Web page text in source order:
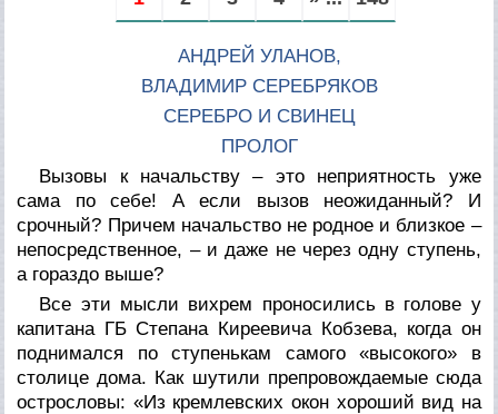
АНДРЕЙ УЛАНОВ,
ВЛАДИМИР СЕРЕБРЯКОВ
СЕРЕБРО И СВИНЕЦ
ПРОЛОГ
Вызовы к начальству – это неприятность уже
сама по себе! А если вызов неожиданный? И
срочный? Причем начальство не родное и близкое –
непосредственное, – и даже не через одну ступень,
а гораздо выше?
Все эти мысли вихрем проносились в голове у
капитана ГБ Степана Киреевича Кобзева, когда он
поднимался по ступенькам самого «высокого» в
столице дома. Как шутили препровождаемые сюда
острословы: «Из кремлевских окон хороший вид на